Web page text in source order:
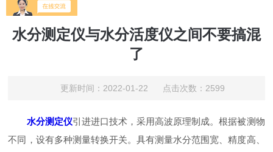
不要搞混了
水分测定仪与水分活度仪之间不要搞混
了
更新时间：2022-01-22 点击次数：2599
水分测定仪引进进口技术，采用高波原理制成。根据被测物
不同，设有多种测量转换开关。具有测量水分范围宽、精度高、